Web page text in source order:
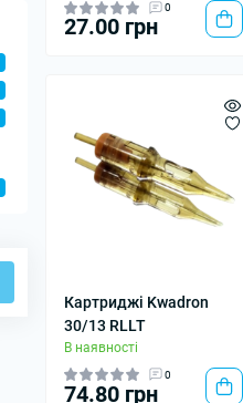
0
27.00 грн
Картриджі Kwadron
30/13 RLLT
В наявності
0
74.80 грн